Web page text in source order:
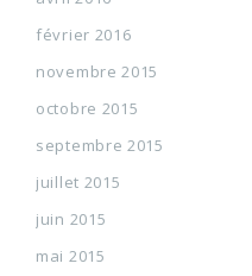
février 2016
novembre 2015
octobre 2015
septembre 2015
juillet 2015
juin 2015
mai 2015